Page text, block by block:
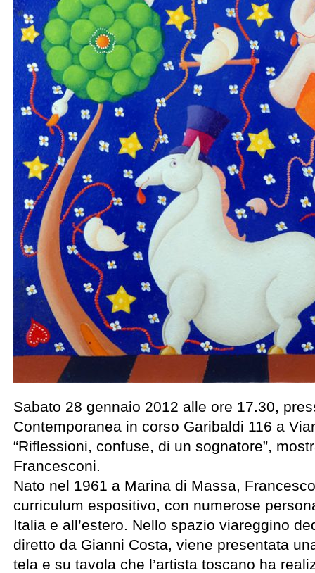
Sabato 28 gennaio 2012 alle ore 17.30,
Contemporanea in corso Garibaldi 116 a
“Riflessioni, confuse, di un sognatore”,
Francesconi.
Nato nel 1961 a Marina di Massa,
curriculum espositivo, con numerose
Italia e all’estero. Nello spazio viareggino
diretto da Gianni Costa, viene presentata
tela e su tavola che l’artista toscano ha